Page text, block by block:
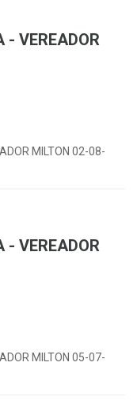
- VEREADOR
MILTON 02-08-
- VEREADOR
MILTON 05-07-